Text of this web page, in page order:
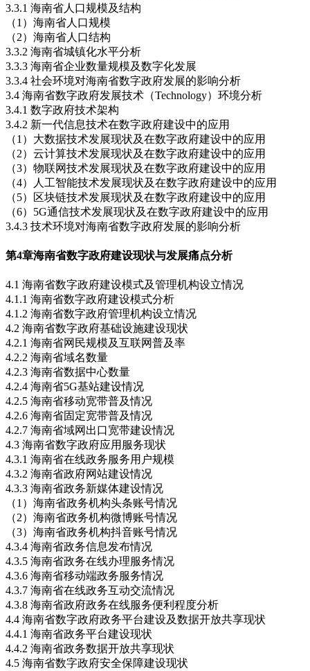
3.3.1 海南省人口规模及结构
（1）海南省人口规模
（2）海南省人口结构
3.3.2 海南省城镇化水平分析
3.3.3 海南省企业数量规模及数字化发展
3.3.4 社会环境对海南省数字政府发展的影响分析
3.4 海南省数字政府发展技术（Technology）环境分析
3.4.1 数字政府技术架构
3.4.2 新一代信息技术在数字政府建设中的应用
（1）大数据技术发展现状及在数字政府建设中的应用
（2）云计算技术发展现状及在数字政府建设中的应用
（3）物联网技术发展现状及在数字政府建设中的应用
（4）人工智能技术发展现状及在数字政府建设中的应用
（5）区块链技术发展现状及在数字政府建设中的应用
（6）5G通信技术发展现状及在数字政府建设中的应用
3.4.3 技术环境对海南省数字政府发展的影响分析
第4章海南省数字政府建设现状与发展痛点分析
4.1 海南省数字政府建设模式及管理机构设立情况
4.1.1 海南省数字政府建设模式分析
4.1.2 海南省数字政府管理机构设立情况
4.2 海南省数字政府基础设施建设现状
4.2.1 海南省网民规模及互联网普及率
4.2.2 海南省域名数量
4.2.3 海南省数据中心数量
4.2.4 海南省5G基站建设情况
4.2.5 海南省移动宽带普及情况
4.2.6 海南省固定宽带普及情况
4.2.7 海南省域网出口宽带建设情况
4.3 海南省数字政府应用服务现状
4.3.1 海南省在线政务服务用户规模
4.3.2 海南省政府网站建设情况
4.3.3 海南省政务新媒体建设情况
（1）海南省政务机构头条账号情况
（2）海南省政务机构微博账号情况
（3）海南省政务机构抖音账号情况
4.3.4 海南省政务信息发布情况
4.3.5 海南省政务在线办理服务情况
4.3.6 海南省移动端政务服务情况
4.3.7 海南省在线政务互动交流情况
4.3.8 海南省政府政务在线服务便利程度分析
4.4 海南省数字政府政务平台建设及数据开放共享现状
4.4.1 海南省政务平台建设现状
4.4.2 海南省政务数据开放共享现状
4.5 海南省数字政府安全保障建设现状